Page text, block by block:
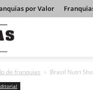
por Valor
Franquias
de franquias Brasil Nutri